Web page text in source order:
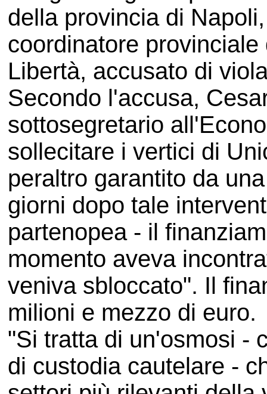
della provincia di
coordinatore
Libertà, accusato di
Secondo l'accusa,
sottosegretario
sollecitare i vertici di
peraltro garantito da
giorni dopo tale
partenopea - il
momento aveva
veniva sbloccato". Il
milioni e mezzo di euro.
"Si tratta di un'osmosi -
di custodia cautelare -